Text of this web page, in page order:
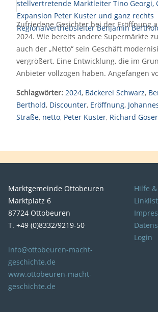
Zufriedene Gesichter bei der Eröffnung
2024. Wie bereits andere Supermärkte
auch der „Netto“ sein Geschäft
vergrößert. Eine Entwicklung, die im
Anbieter vollzogen haben. Angefangen
Schlagwörter: 2024, Bäckerei Schwarz,
Berthold, Discounter, Eröffnung,
Straße, netto, Peter Kuster, Richard Göser
Marktgemeinde Ottobeuren
Marktplatz 6
87724 Ottobeuren
T. +49 (0)8332/9219-50
info@ottobeuren-macht-
geschichte.de
www.ottobeuren-macht-
geschichte.de
Hilfe
Login